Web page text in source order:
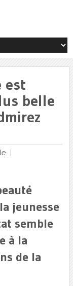
est
belle
jeunesse
semble
à la
de la